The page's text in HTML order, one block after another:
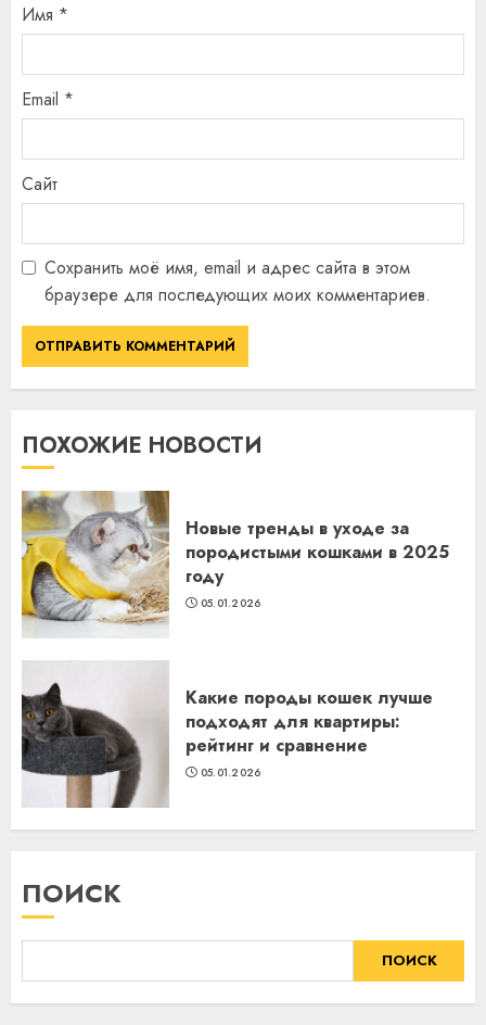
Имя *
Email *
Сайт
Сохранить моё имя, email и адрес сайта в этом
браузере для последующих моих комментариев.
ПОХОЖИЕ НОВОСТИ
Новые тренды в уходе за
породистыми кошками в 2025
году
05.01.2026
Какие породы кошек лучше
подходят для квартиры:
рейтинг и сравнение
05.01.2026
ПОИСК
ПОИСК